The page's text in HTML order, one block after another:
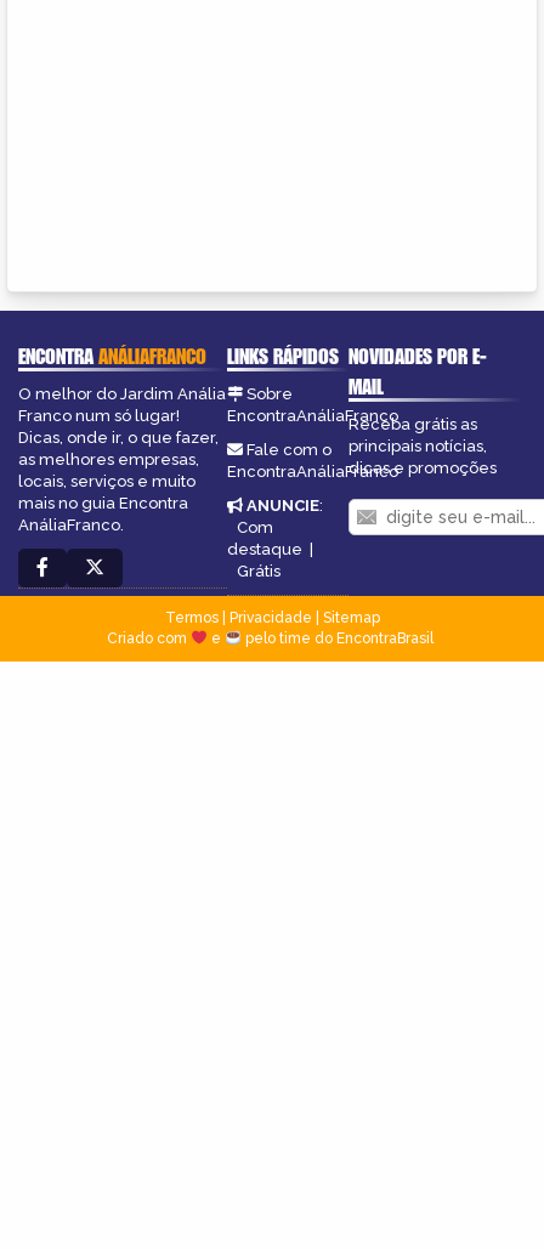
ENCONTRAANÁLIAFRANCO
O melhor do Jardim Anália
Franco num só lugar!
Dicas, onde ir, o que fazer,
as melhores empresas,
locais, serviços e muito
mais no guia Encontra
AnáliaFranco.
LINKS RÁPIDOS
Sobre
EncontraAnáliaFranco
Fale com o
EncontraAnáliaFranco
ANUNCIE:
Com
destaque |
Grátis
NOVIDADES POR E-
MAIL
Receba grátis as
principais notícias,
dicas e promoções
Termos| Privacidade
Sitemap
Criado com
e pelo time do EncontraBrasil